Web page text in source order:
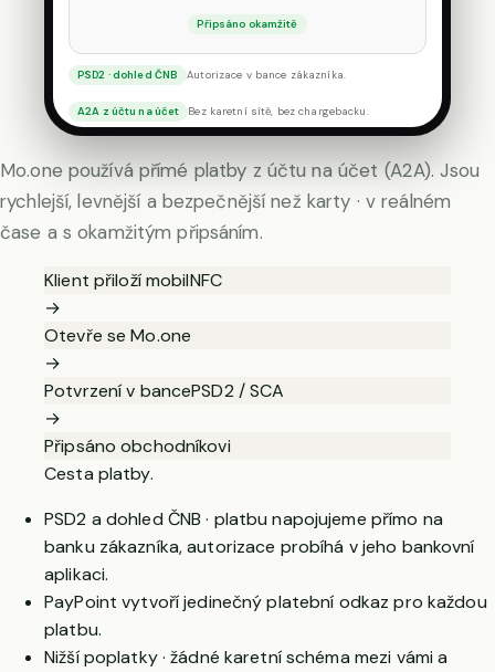
Připsáno okamžitě
PSD2 · dohled ČNB Autorizace v bance zákazníka.
A2A z účtu na účet Bez karetní sítě, bez chargebacku.
Mo.one používá přímé platby z účtu na účet (A2A). Jsou
rychlejší, levnější a bezpečnější než karty · v reálném
čase a s okamžitým připsáním.
Klient přiloží mobilNFC
→
Otevře se Mo.one
→
Potvrzení v bancePSD2 / SCA
→
Připsáno obchodníkovi
Cesta platby.
PSD2 a dohled ČNB · platbu napojujeme přímo na
banku zákazníka, autorizace probíhá v jeho bankovní
aplikaci.
PayPoint vytvoří jedinečný platební odkaz pro každou
platbu.
Nižší poplatky · žádné karetní schéma mezi vámi a